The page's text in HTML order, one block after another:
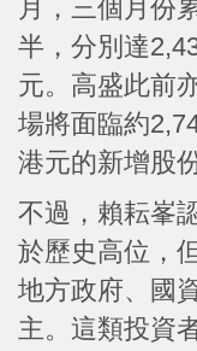
月，三個月份
半，分別達
元。高盛此前
場將面臨約
港元的新增股
不過，賴耘峯
於歷史高位，
地方政府、國
主。這類投資